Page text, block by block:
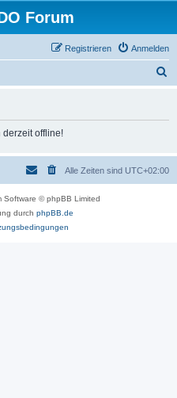
Forum
Anmelden
Registrieren
derzeit offline!
Alle Zeiten sind UTC+02:00
Software © phpBB Limited
durch phpBB.de